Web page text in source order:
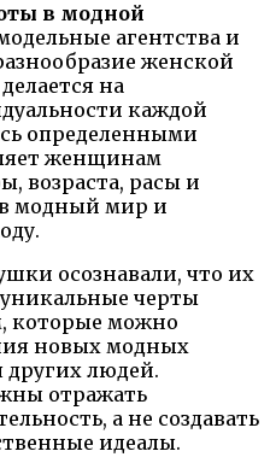
в модной
агентства и
женской
на
каждой
определенными
женщинам
возраста, расы и
модный мир и
осознавали, что их
уникальные черты
которые можно
новых модных
других людей.
отражать
а не создавать
идеалы.